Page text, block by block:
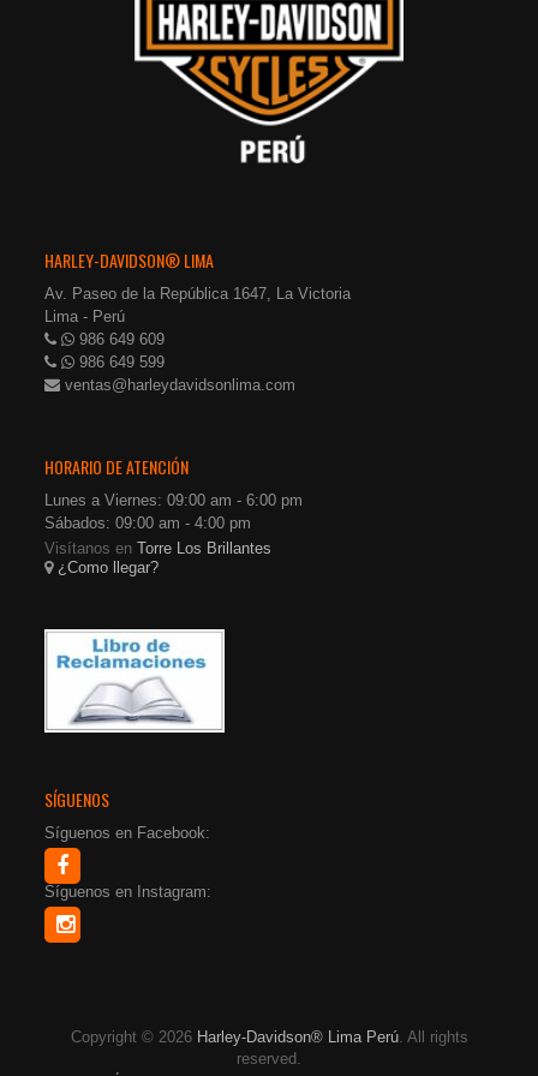
HARLEY-DAVIDSON® LIMA
Av. Paseo de la República 1647, La Victoria
Lima - Perú
986 649 609
986 649 599
ventas@harleydavidsonlima.com
HORARIO DE ATENCIÓN
Lunes a Viernes: 09:00 am - 6:00 pm
Sábados: 09:00 am - 4:00 pm
Visítanos enTorre Los Brillantes
¿Como llegar?
SÍGUENOS
Síguenos en Facebook:
Síguenos en Instagram:
Copyright © 2026 Harley-Davidson® Lima Perú. All rights
reserved.